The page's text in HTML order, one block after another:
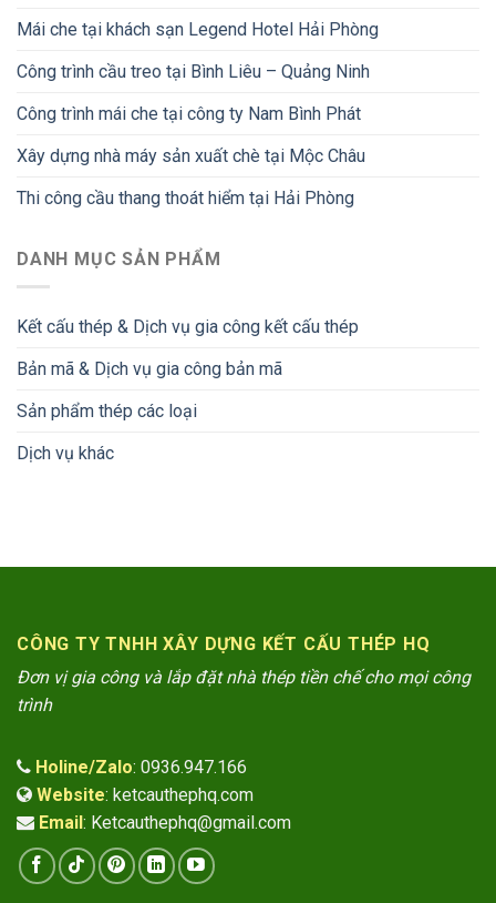
Mái che tại khách sạn Legend Hotel Hải Phòng
Công trình cầu treo tại Bình Liêu – Quảng Ninh
Công trình mái che tại công ty Nam Bình Phát
Xây dựng nhà máy sản xuất chè tại Mộc Châu
Thi công cầu thang thoát hiểm tại Hải Phòng
DANH MỤC SẢN PHẨM
Kết cấu thép & Dịch vụ gia công kết cấu thép
Bản mã & Dịch vụ gia công bản mã
Sản phẩm thép các loại
Dịch vụ khác
CÔNG TY TNHH XÂY DỰNG KẾT CẤU THÉP HQ
Đơn vị gia công và lắp đặt nhà thép tiền chế cho mọi công
trình
Holine/Zalo: 0936.947.166
Website: ketcauthephq.com
Email: Ketcauthephq@gmail.com